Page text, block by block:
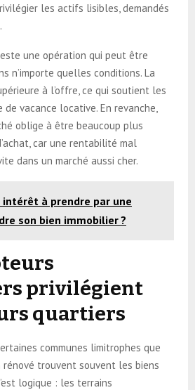
les actifs lisibles, demandés
une opération qui peut être
n’importe quelles conditions. La
à l’offre, ce qui soutient les
vacance locative. En revanche,
oblige à être beaucoup plus
car une rentabilité mal
dans un marché aussi cher.
intérêt à prendre par une
son bien immobilier ?
privilégient
quartiers
communes limitrophes que
rénové trouvent souvent les biens
logique : les terrains